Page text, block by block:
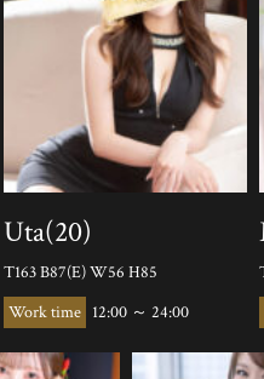
Uta(20)
T163 B87(E) W56 H85
12:00 ～ 24:00